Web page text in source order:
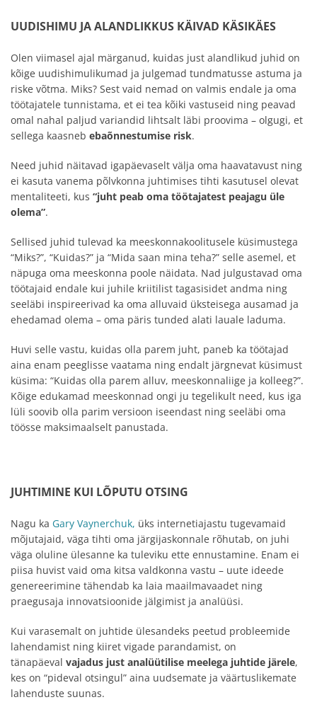
UUDISHIMU JA ALANDLIKKUS KÄIVAD KÄSIKÄES
Olen viimasel ajal märganud, kuidas just alandlikud juhid on
kõige uudishimulikumad ja julgemad tundmatusse astuma ja
riske võtma. Miks? Sest vaid nemad on valmis endale ja oma
töötajatele tunnistama, et ei tea kõiki vastuseid ning peavad
omal nahal paljud variandid lihtsalt läbi proovima – olgugi, et
sellega kaasneb ebaõnnestumise risk.
Need juhid näitavad igapäevaselt välja oma haavatavust ning
ei kasuta vanema põlvkonna juhtimises tihti kasutusel olevat
mentaliteeti, kus “juht peab oma töötajatest peajagu üle
olema”.
Sellised juhid tulevad ka meeskonnakoolitusele küsimustega
“Miks?”, “Kuidas?” ja “Mida saan mina teha?” selle asemel, et
näpuga oma meeskonna poole näidata. Nad julgustavad oma
töötajaid endale kui juhile kriitilist tagasisidet andma ning
seeläbi inspireerivad ka oma alluvaid üksteisega ausamad ja
ehedamad olema – oma päris tunded alati lauale laduma.
Huvi selle vastu, kuidas olla parem juht, paneb ka töötajad
aina enam peeglisse vaatama ning endalt järgnevat küsimust
küsima: “Kuidas olla parem alluv, meeskonnaliige ja kolleeg?”.
Kõige edukamad meeskonnad ongi ju tegelikult need, kus iga
lüli soovib olla parim versioon iseendast ning seeläbi oma
töösse maksimaalselt panustada.
JUHTIMINE KUI LÕPUTU OTSING
Nagu ka Gary Vaynerchuk, üks internetiajastu tugevamaid
mõjutajaid, väga tihti oma järgijaskonnale rõhutab, on juhi
väga oluline ülesanne ka tuleviku ette ennustamine. Enam ei
piisa huvist vaid oma kitsa valdkonna vastu – uute ideede
genereerimine tähendab ka laia maailmavaadet ning
praegusaja innovatsioonide jälgimist ja analüüsi.
Kui varasemalt on juhtide ülesandeks peetud probleemide
lahendamist ning kiiret vigade parandamist, on
tänapäeval vajadus just analüütilise meelega juhtide järele,
kes on “pideval otsingul” aina uudsemate ja väärtuslikemate
lahenduste suunas.